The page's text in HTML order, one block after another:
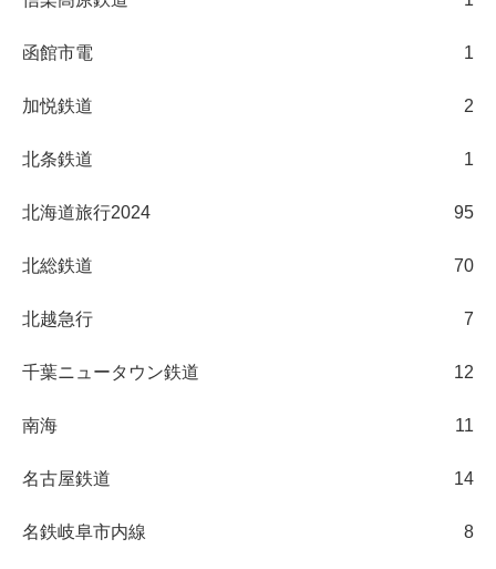
函館市電 1
加悦鉄道 2
北条鉄道 1
北海道旅行2024 95
北総鉄道 70
北越急行 7
千葉ニュータウン鉄道 12
南海 11
名古屋鉄道 14
名鉄岐阜市内線 8